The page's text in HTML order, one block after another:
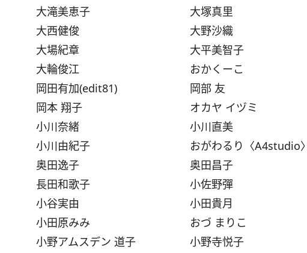
大滝美恵子
大塚真里
大西健俊
大野沙織
大場紀章
大平美智子
大輪俊江
おかくーこ
岡田有加(edit81)
岡部 友
岡本 翔子
オカヤ イヅミ
小川奈緒
小川直美
小川由紀子
おがわるり〈A4studio〉
奥田逸子
奥田昌子
長田和歌子
小佐野彈
小谷実由
小田貴月
小田原みみ
おづ まりこ
小野アムスデン 道子
小野寺悦子